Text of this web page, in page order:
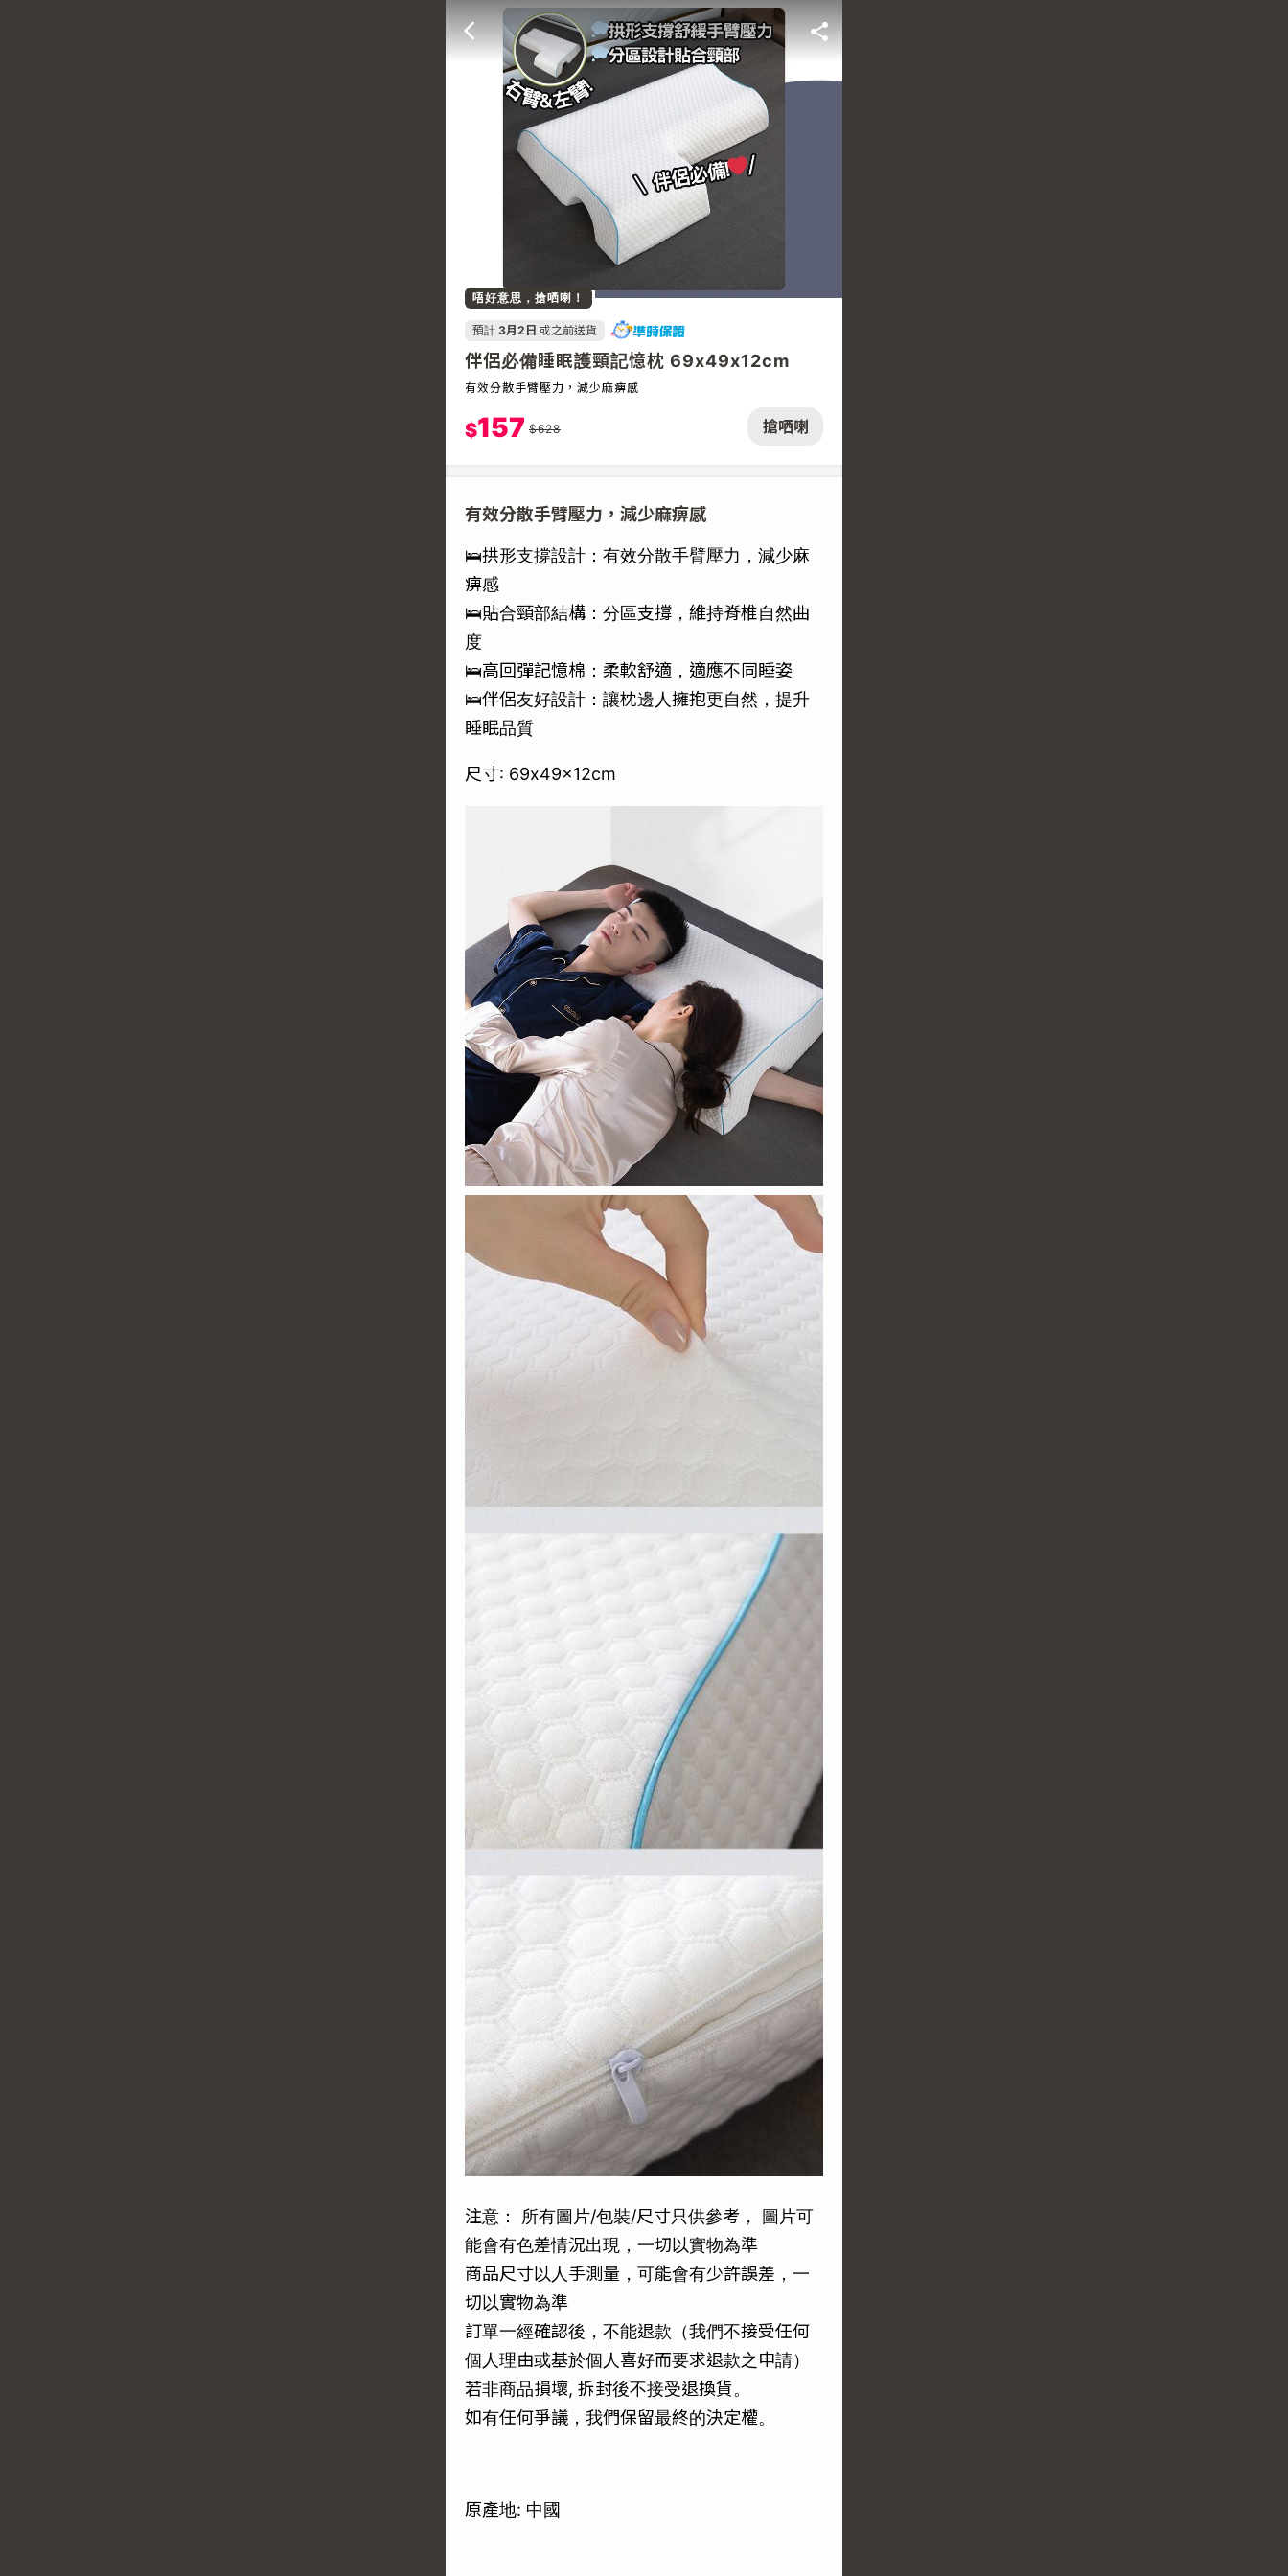
搶哂喇
唔好意思，搶哂喇！
預計 3月2日 或之前送貨
伴侶必備睡眠護頸記憶枕 69x49x12cm
有效分散手臂壓力，減少麻痹感
$157 $628
有效分散手臂壓力，減少麻痹感
🛌拱形支撐設計：有效分散手臂壓力，減少麻
痹感
🛌貼合頸部結構：分區支撐，維持脊椎自然曲
度
🛌高回彈記憶棉：柔軟舒適，適應不同睡姿
🛌伴侶友好設計：讓枕邊人擁抱更自然，提升
睡眠品質
尺寸: 69x49x12cm
注意： 所有圖片/包裝/尺寸只供參考， 圖片可
能會有色差情況出現，一切以實物為準
商品尺寸以人手測量，可能會有少許誤差，一
切以實物為準
訂單一經確認後，不能退款（我們不接受任何
個人理由或基於個人喜好而要求退款之申請）
若非商品損壞, 拆封後不接受退換貨。
如有任何爭議，我們保留最終的決定權。
原產地: 中國